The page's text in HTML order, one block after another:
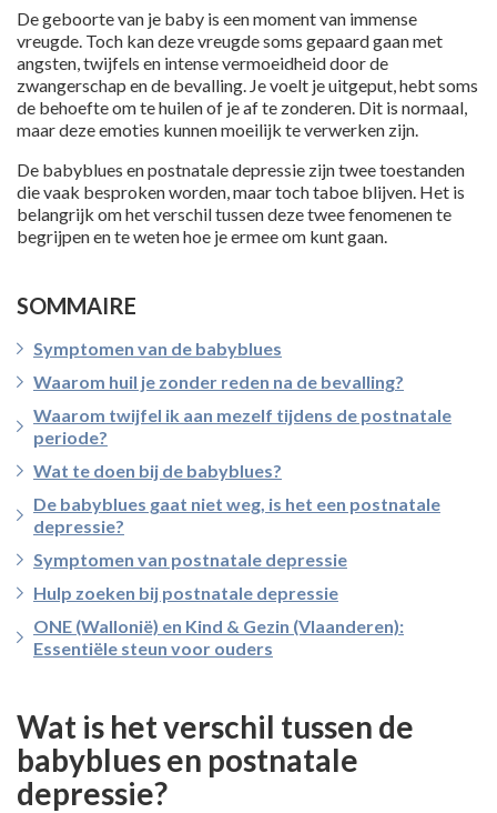
De geboorte van je baby is een moment van immense
vreugde. Toch kan deze vreugde soms gepaard gaan met
angsten, twijfels en intense vermoeidheid door de
zwangerschap en de bevalling. Je voelt je uitgeput, hebt soms
de behoefte om te huilen of je af te zonderen. Dit is normaal,
maar deze emoties kunnen moeilijk te verwerken zijn.
De babyblues en postnatale depressie zijn twee toestanden
die vaak besproken worden, maar toch taboe blijven. Het is
belangrijk om het verschil tussen deze twee fenomenen te
begrijpen en te weten hoe je ermee om kunt gaan.
SOMMAIRE
Symptomen van de babyblues
Waarom huil je zonder reden na de bevalling?
Waarom twijfel ik aan mezelf tijdens de postnatale
periode?
Wat te doen bij de babyblues?
De babyblues gaat niet weg, is het een postnatale
depressie?
Symptomen van postnatale depressie
Hulp zoeken bij postnatale depressie
ONE (Wallonië) en Kind & Gezin (Vlaanderen):
Essentiële steun voor ouders
Wat is het verschil tussen de
babyblues en postnatale
depressie?